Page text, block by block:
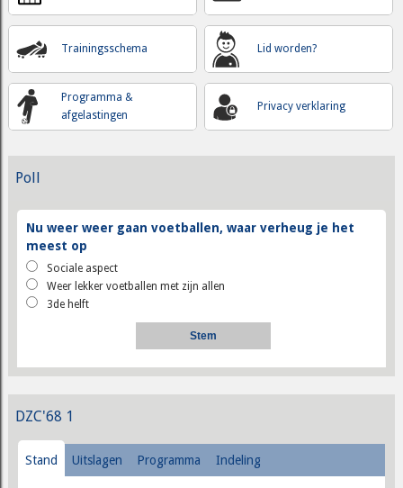
Trainingsschema
Programma &
afgelastingen
Lid worden?
Privacy verklaring
Poll
Nu weer weer gaan voetballen, waar verheug je het
meest op
Sociale aspect
Weer lekker voetballen met zijn allen
3de helft
DZC'68 1
Stand Uitslagen Programma Indeling